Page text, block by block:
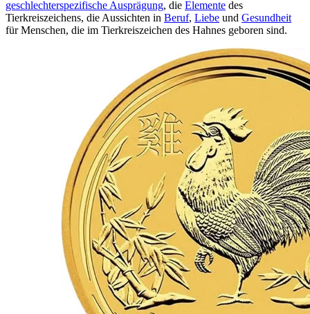
geschlechterspezifische Ausprägung, die Elemente des
Tierkreiszeichens, die Aussichten in Beruf, Liebe und Gesundheit
für Menschen, die im Tierkreiszeichen des Hahnes geboren sind.